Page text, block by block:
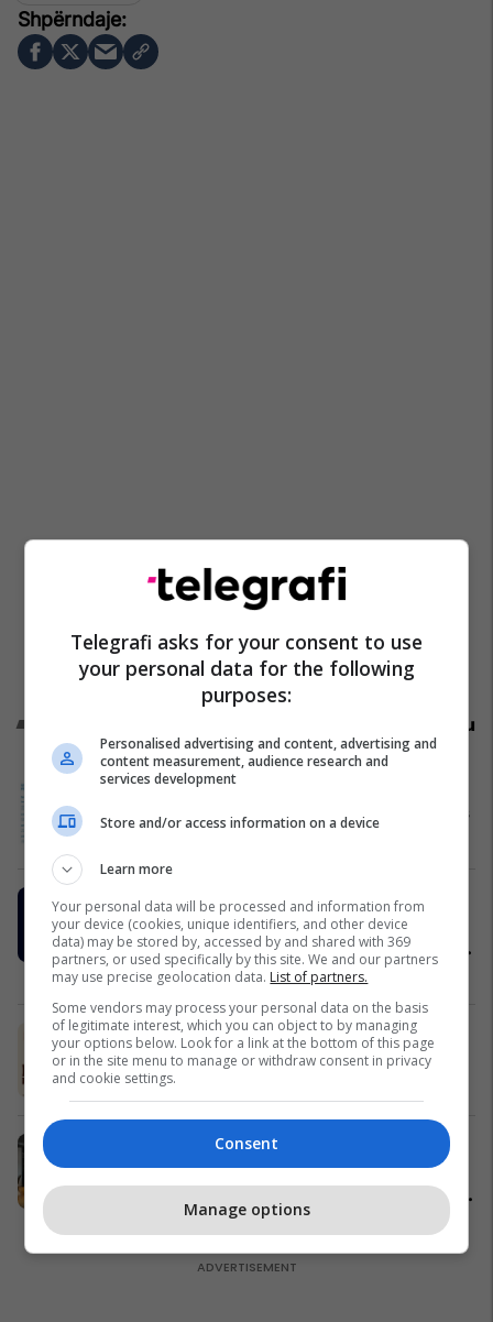
Reklamo këtu
United Hospital - kujdes i avancuar
për shëndetin gjinekologjik të gruas
Action for Mothers and Children i
Bashkohet Chopin Piano Fest
Prishtina për të Festuar Muzikantët
e Rinj më 3 qershor
Action for Mothers and Children
Baby Burgers nga Burger King -
krejt kapak për fansat e burgerëve
Banesë 148.68m² në shitje te
Prishtina e Re - hapësirë, lokacion
dhe komoditet për jetesë moderne
#13551Pro Real Estate
Telegrafi asks for your consent to use
your personal data for the following
purposes:
Personalised advertising and content, advertising and
content measurement, audience research and
services development
Store and/or access information on a device
Learn more
Your personal data will be processed and information from
your device (cookies, unique identifiers, and other device
data) may be stored by, accessed by and shared with 369
partners, or used specifically by this site. We and our partners
may use precise geolocation data. List of partners.
Some vendors may process your personal data on the basis
of legitimate interest, which you can object to by managing
your options below. Look for a link at the bottom of this page
or in the site menu to manage or withdraw consent in privacy
and cookie settings.
Consent
Manage options